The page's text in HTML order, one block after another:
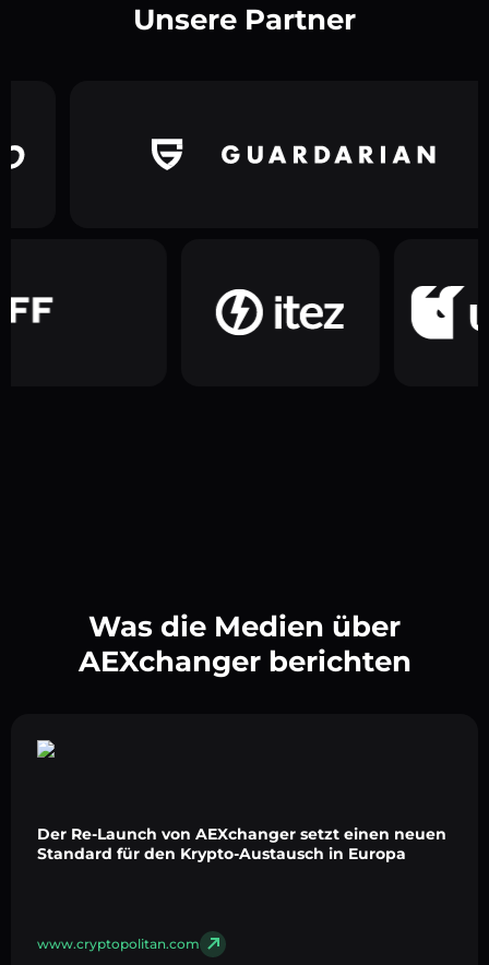
Unsere Partner
Was die Medien über
AEXchanger berichten
Der Re-Launch von AEXchanger setzt einen neuen
Standard für den Krypto-Austausch in Europa
www.cryptopolitan.com